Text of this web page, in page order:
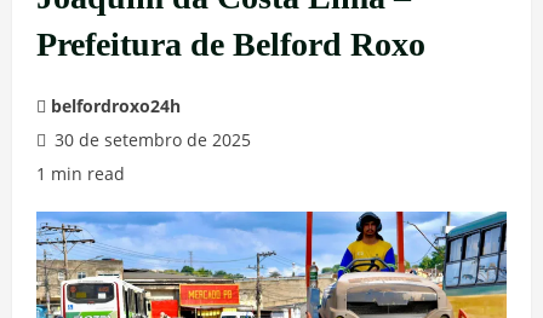
Prefeitura de Belford Roxo
belfordroxo24h
30 de setembro de 2025
1 min read